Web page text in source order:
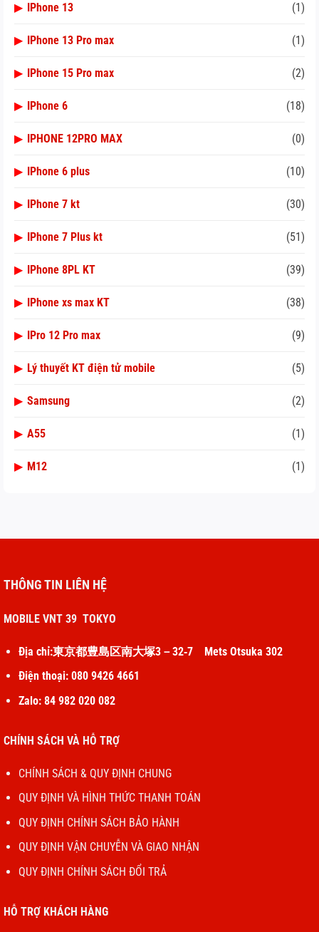
▶ IPhone 13 (1)
▶ IPhone 13 Pro max (1)
▶ IPhone 15 Pro max (2)
▶ IPhone 6 (18)
▶ IPHONE 12PRO MAX (0)
▶ IPhone 6 plus (10)
▶ IPhone 7 kt (30)
▶ IPhone 7 Plus kt (51)
▶ IPhone 8PL KT (39)
▶ IPhone xs max KT (38)
▶ IPro 12 Pro max (9)
▶ Lý thuyết KT điện tử mobile (5)
▶ Samsung (2)
▶ A55 (1)
▶ M12 (1)
THÔNG TIN LIÊN HỆ
MOBILE VNT 39 TOKYO
Địa chỉ:東京都豊島区南大塚3－32‐7 Mets Otsuka 302
Điện thoại: 080 9426 4661
Zalo: 84 982 020 082
CHÍNH SÁCH VÀ HỖ TRỢ
CHÍNH SÁCH & QUY ĐỊNH CHUNG
QUY ĐỊNH VÀ HÌNH THỨC THANH TOÁN
QUY ĐỊNH CHÍNH SÁCH BẢO HÀNH
QUY ĐỊNH VẬN CHUYỄN VÀ GIAO NHẬN
QUY ĐỊNH CHÍNH SÁCH ĐỔI TRẢ
HỖ TRỢ KHÁCH HÀNG